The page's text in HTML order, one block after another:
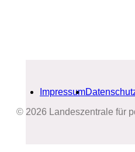
Impressum
© 2026 Landeszentrale für